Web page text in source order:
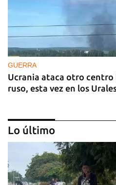
GUERRA
Ucrania ataca otro
ruso, esta vez en los
Lo último